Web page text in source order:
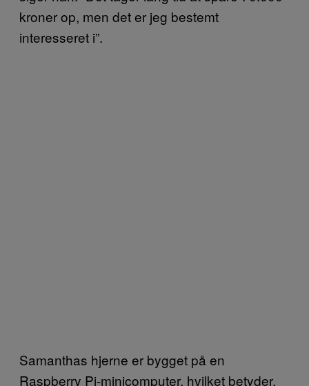
kroner op, men det er jeg bestemt
interesseret i”.
Samanthas hjerne er bygget på en
Raspberry Pi-minicomputer, hvilket betyder,